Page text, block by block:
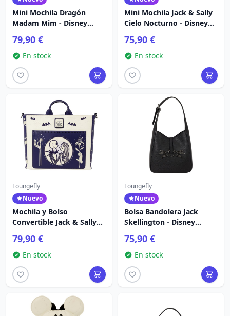
Mini Mochila Dragón
Madam Mim - Disney
Encantador
79,90 €
En stock
Mini Mochila Jack & Sally
Cielo Nocturno - Disney
75,90 €
En stock
Loungefly
Nuevo
Mochila y Bolso
Convertible Jack & Sally
Loungefly
79,90 €
En stock
Loungefly
Nuevo
Bolsa Bandolera Jack
Skellington - Disney
75,90 €
En stock